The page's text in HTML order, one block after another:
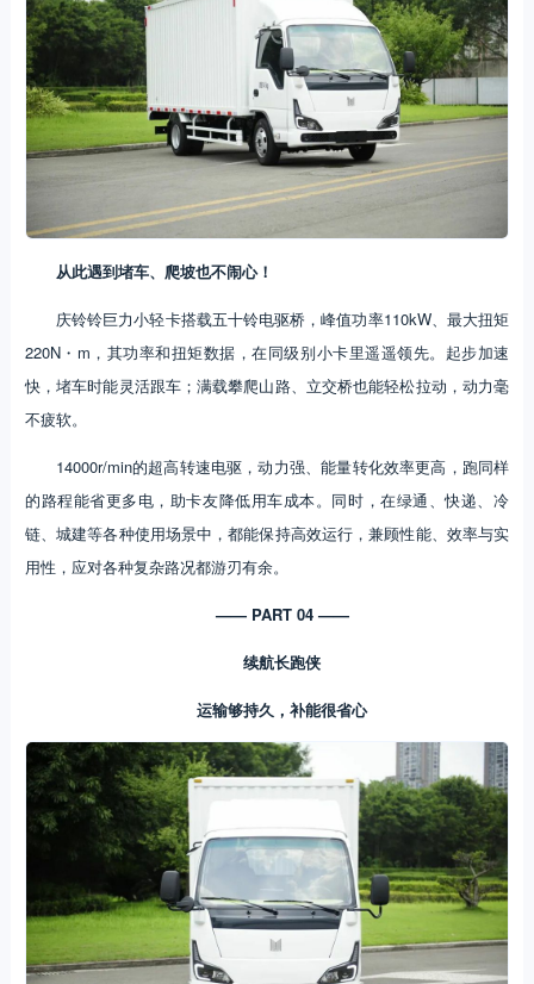
从此遇到堵车、爬坡也不闹心！
庆铃铃巨力小轻卡搭载五十铃电驱桥，峰值功率110kW、最大扭矩
220N・m，其功率和扭矩数据，在同级别小卡里遥遥领先。起步加速
快，堵车时能灵活跟车；满载攀爬山路、立交桥也能轻松拉动，动力毫
不疲软。
14000r/min的超高转速电驱，动力强、能量转化效率更高，跑同样
的路程能省更多电，助卡友降低用车成本。同时，在绿通、快递、冷
链、城建等各种使用场景中，都能保持高效运行，兼顾性能、效率与实
用性，应对各种复杂路况都游刃有余。
—— PART 04 ——
续航长跑侠
运输够持久，补能很省心